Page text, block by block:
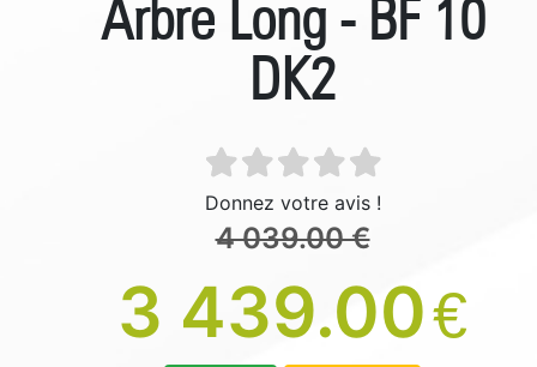
Arbre Long - BF 10
DK2
Donnez votre avis !
4 039.00 €
3 439.00€